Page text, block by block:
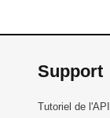
Support
Tutoriel de l'API